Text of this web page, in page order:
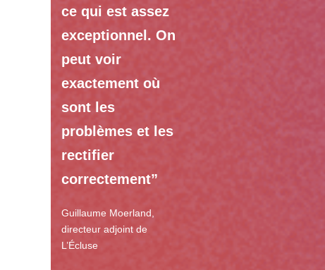
ce qui est assez
exceptionnel. On
peut voir
exactement où
sont les
problèmes et les
rectifier
correctement”
Guillaume Moerland,
directeur adjoint de
L’Écluse